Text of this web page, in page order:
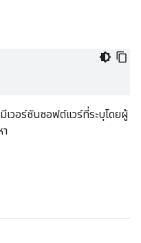
วอร์ชันซอฟต์แวร์ที่ระบุโดยผู้